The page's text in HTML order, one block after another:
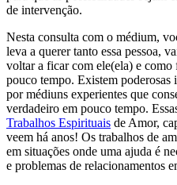
de intervenção.
Nesta consulta com o médium,
leva a querer tanto essa pessoa,
voltar a ficar com ele(ela) e como
pouco tempo. Existem poderosas
por médiuns experientes que
verdadeiro em pouco tempo.
Trabalhos Espirituais de Amor,
veem há anos! Os trabalhos de
em situações onde uma ajuda é
e problemas de relacionamentos